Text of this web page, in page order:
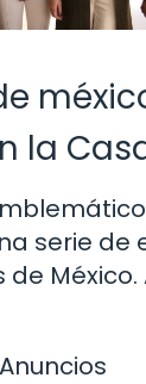
la
serie de
Anuncios